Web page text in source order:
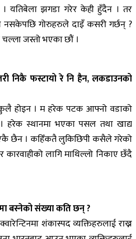
। यतिबेला झगडा गरेर केही हुँदैन । तर
नसकेपछि गोरुहरुले दाइँ कसरी गर्छन् ?
चल्ला जस्तो भएका छौं ।
निकै फस्टायो रे नि हैन, लकडाउनको
होइन । म हरेक पटक आफ्नो वडाको
हरेक स्थानमा भएका पसल तथा खाद्य
छैन । कहिँकतै लुकिछिपी कसैले गरेको
कारवाहीको लागि माथिल्लो निकाए छँदै
बस्नेको संख्या कति छन् ?
शंकास्पद व्यक्तिहरुलाई राख्न